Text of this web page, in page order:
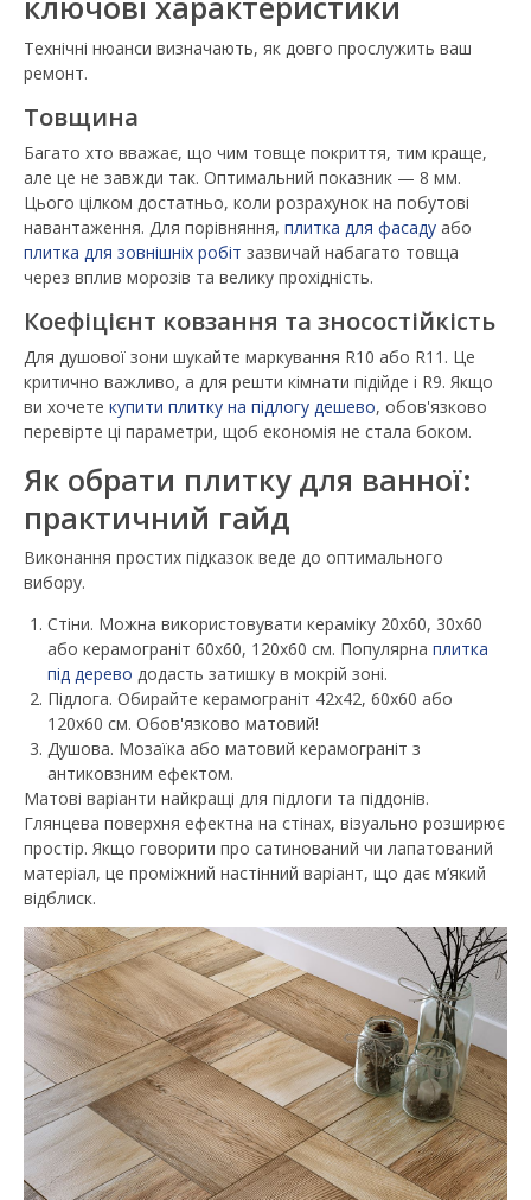
Технічні нюанси визначають, як довго прослужить ваш
ремонт.
Товщина
Багато хто вважає, що чим товще покриття, тим краще,
але це не завжди так. Оптимальний показник — 8 мм.
Цього цілком достатньо, коли розрахунок на побутові
навантаження. Для порівняння, плитка для фасаду або
плитка для зовнішніх робіт зазвичай набагато товща
через вплив морозів та велику прохідність.
Коефіцієнт ковзання та зносостійкість
Для душової зони шукайте маркування R10 або R11. Це
критично важливо, а для решти кімнати підійде і R9. Якщо
ви хочете купити плитку на підлогу дешево, обов'язково
перевірте ці параметри, щоб економія не стала боком.
Як обрати плитку для ванної:
практичний гайд
Виконання простих підказок веде до оптимального
вибору.
Стіни. Можна використовувати кераміку 20х60, 30х60
або керамограніт 60х60, 120х60 см. Популярна плитка
під дерево додасть затишку в мокрій зоні.
Підлога. Обирайте керамограніт 42х42, 60х60 або
120х60 см. Обов'язково матовий!
Душова. Мозаїка або матовий керамограніт з
антиковзним ефектом.
Матові варіанти найкращі для підлоги та піддонів.
Глянцева поверхня ефектна на стінах, візуально розширює
простір. Якщо говорити про сатинований чи лапатований
матеріал, це проміжний настінний варіант, що дає м’який
відблиск.